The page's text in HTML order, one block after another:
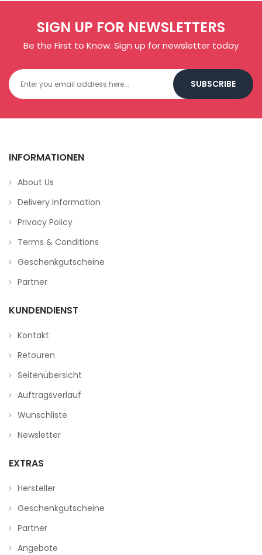
SIGN UP FOR NEWSLETTERS
Be the First to Know. Sign up for newsletter today
SUBSCRIBE
INFORMATIONEN
About Us
Delivery Information
Privacy Policy
Terms & Conditions
Geschenkgutscheine
Partner
KUNDENDIENST
Kontakt
Retouren
Seitenübersicht
Auftragsverlauf
Wunschliste
Newsletter
EXTRAS
Hersteller
Geschenkgutscheine
Partner
Angebote